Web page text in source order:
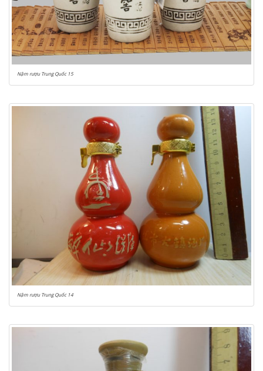
Nậm rượu Trung Quốc 15
Nậm rượu Trung Quốc 14